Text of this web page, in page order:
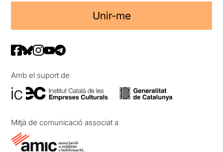
Unir-me
Amb el suport de
Mitjà de comunicació associat a